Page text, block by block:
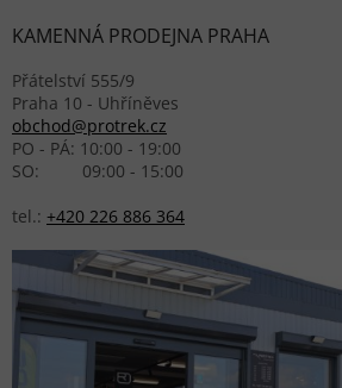
KAMENNÁ PRODEJNA PRAHA
Přátelství 555/9
Praha 10 - Uhříněves
obchod@protrek.cz
PO - PÁ: 10:00 - 19:00
SO: 09:00 - 15:00
tel.: +420 226 886 364